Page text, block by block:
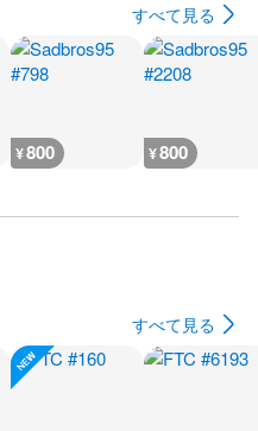
すべて見る
¥800 ¥800
すべて見る